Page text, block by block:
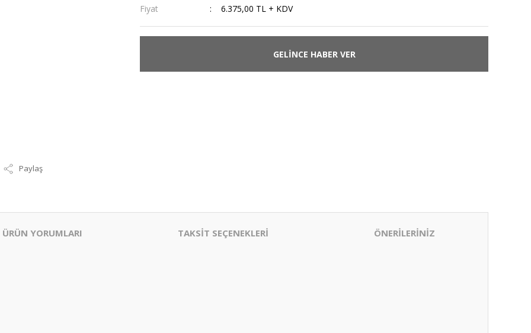
Paylaş
Fiyat
6.375,00 TL + KDV
GELİNCE HABER VER
ÜRÜN YORUMLARI TAKSİT SEÇENEKLERİ ÖNERİLERİNİZ